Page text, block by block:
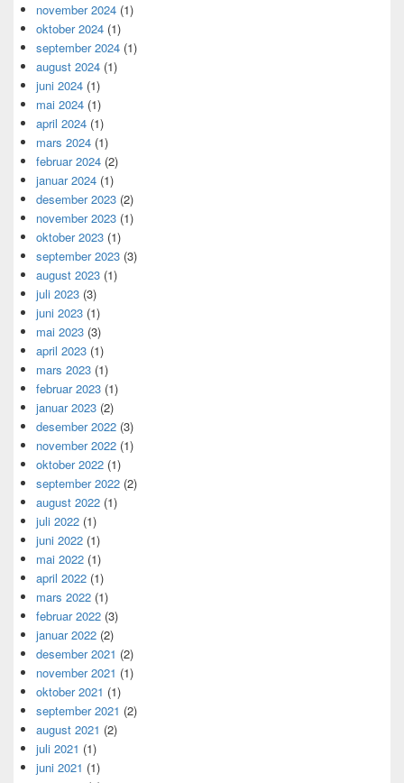
november 2024 (1)
oktober 2024 (1)
september 2024 (1)
august 2024 (1)
juni 2024 (1)
mai 2024 (1)
april 2024 (1)
mars 2024 (1)
februar 2024 (2)
januar 2024 (1)
desember 2023 (2)
november 2023 (1)
oktober 2023 (1)
september 2023 (3)
august 2023 (1)
juli 2023 (3)
juni 2023 (1)
mai 2023 (3)
april 2023 (1)
mars 2023 (1)
februar 2023 (1)
januar 2023 (2)
desember 2022 (3)
november 2022 (1)
oktober 2022 (1)
september 2022 (2)
august 2022 (1)
juli 2022 (1)
juni 2022 (1)
mai 2022 (1)
april 2022 (1)
mars 2022 (1)
februar 2022 (3)
januar 2022 (2)
desember 2021 (2)
november 2021 (1)
oktober 2021 (1)
september 2021 (2)
august 2021 (2)
juli 2021 (1)
juni 2021 (1)